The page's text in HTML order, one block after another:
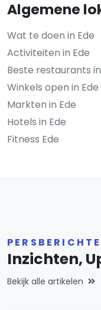
Algemene
Wat te doen in Ede
Activiteiten in Ede
Beste restaurants
Winkels open in
Markten in Ede
Hotels in Ede
Fitness Ede
Inzichten,
Bekijk alle artikelen